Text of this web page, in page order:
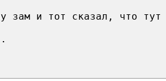
зам и тот сказал, что тут